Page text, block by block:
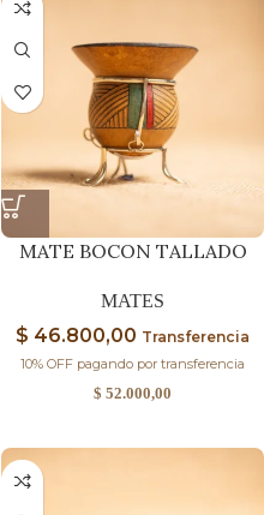
MATE BOCON TALLADO
MATES
$ 46.800,00 Transferencia
10% OFF pagando por transferencia
$ 52.000,00